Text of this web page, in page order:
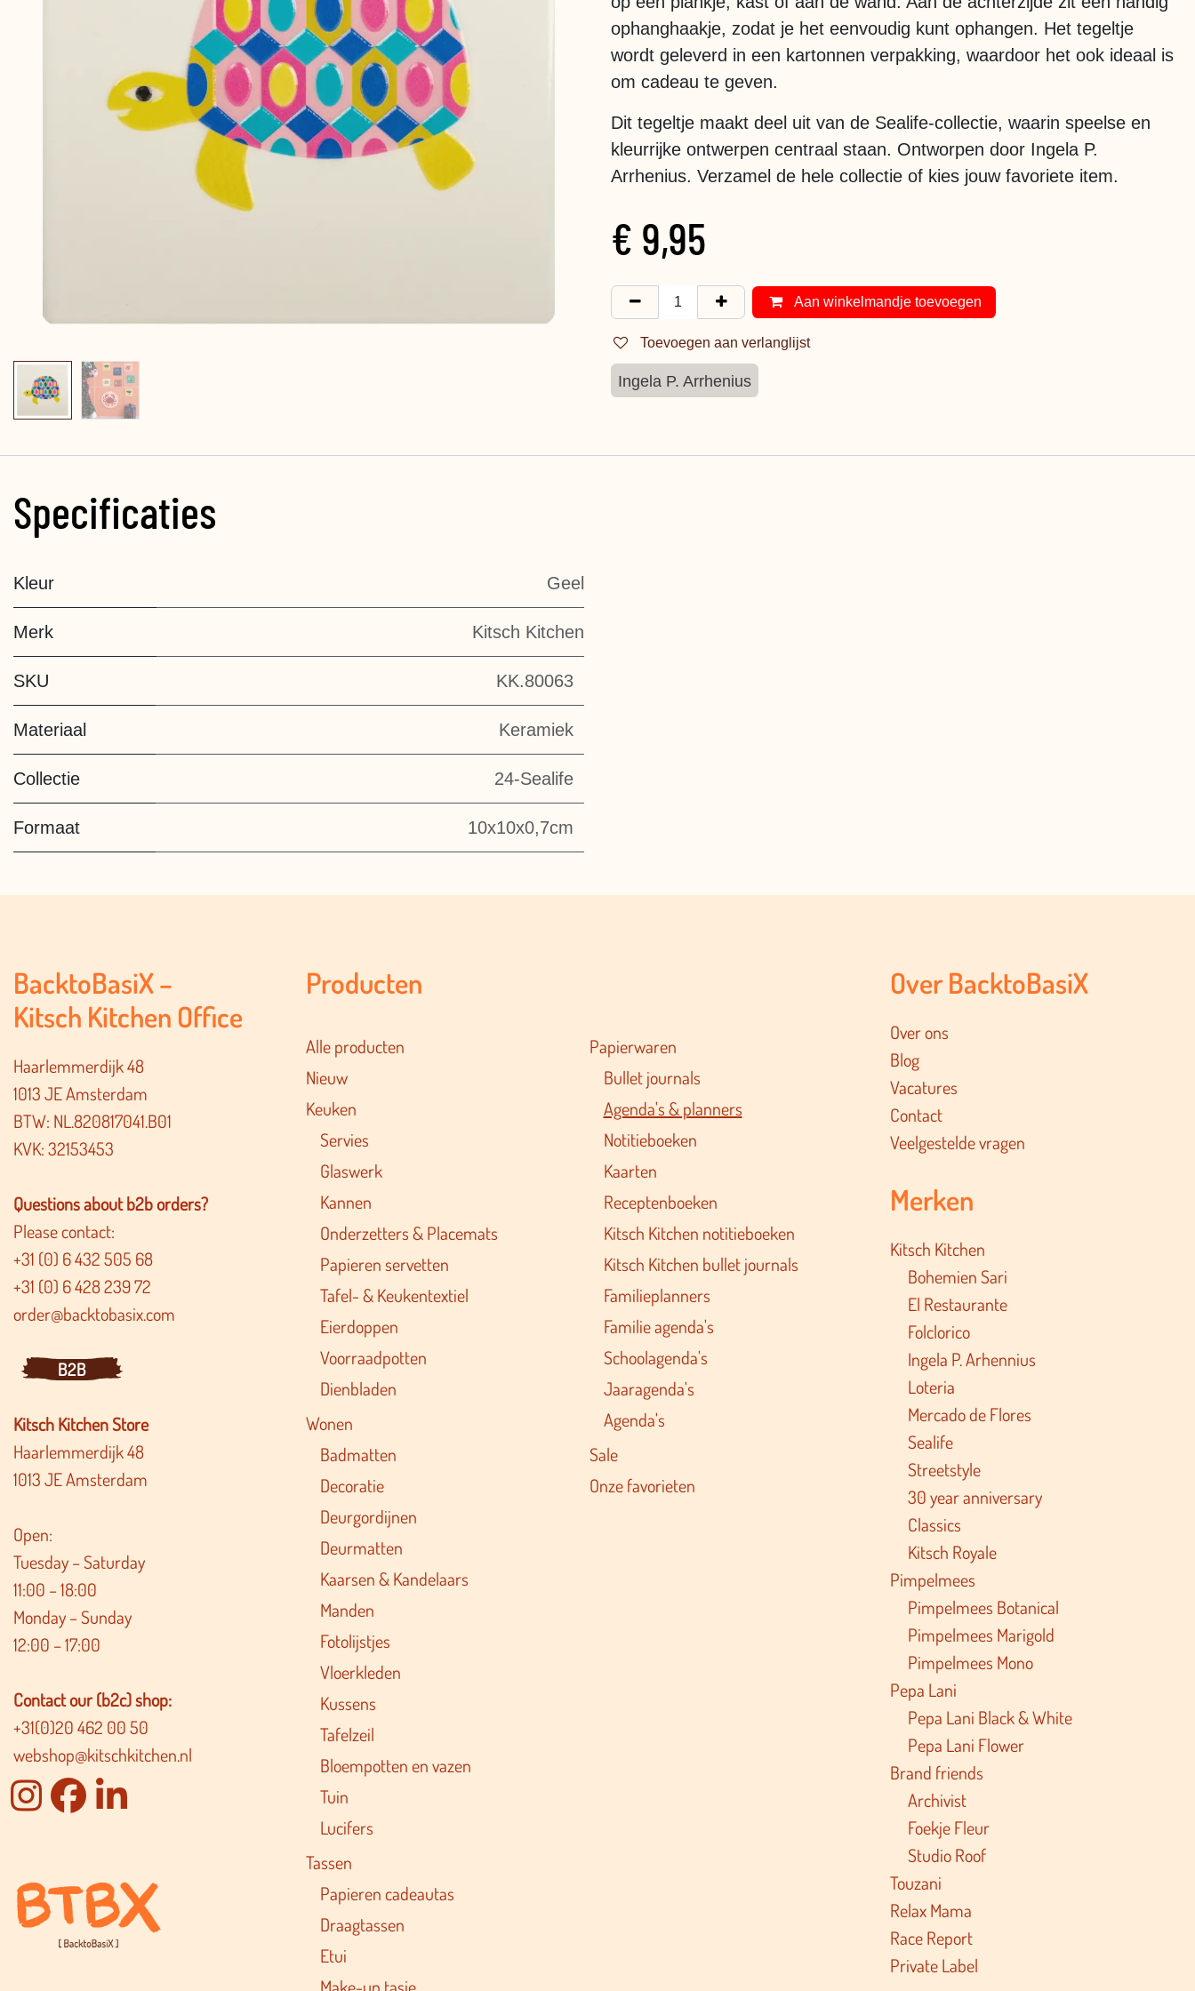
ophanghaakje, zodat je het eenvoudig kunt ophangen. Het tegeltje
wordt geleverd in een kartonnen verpakking, waardoor het ook ideaal is
om cadeau te geven.
Dit tegeltje maakt deel uit van de Sealife-collectie, waarin speelse en
kleurrijke ontwerpen centraal staan. Ontworpen door Ingela P.
Arrhenius. Verzamel de hele collectie of kies jouw favoriete item.
€ 9,95
Aan winkelmandje toevoegen
Toevoegen aan verlanglijst
Ingela P. Arrhenius
Specificaties
Kleur Geel
Merk Kitsch Kitchen
SKU KK.80063
Materiaal Keramiek
Collectie 24-Sealife
Formaat 10x10x0,7cm
BacktoBasiX –
Kitsch Kitchen Office
Haarlemmerdijk 48
1013 JE Amsterdam
BTW: NL.820817041.B01
KVK: 32153453
Questions about b2b orders?
Please contact:
+31 (0) 6 432 505 68
+31 (0) 6 428 239 72
order@backtobasix.com
B2B
Kitsch Kitchen Store
Haarlemmerdijk 48
1013 JE Amsterdam
Open:
Tuesday – Saturday
11:00 – 18:00
Monday – Sunday
12:00 – 17:00
Contact our (b2c) shop:
+31(0)20 462 00 50
webshop@kitschkitchen.nl
Producten
Alle producten
Nieuw
Keuken
Servies
Glaswerk
Kannen
Onderzetters & Placemats
Papieren servetten
Tafel- & Keukentextiel
Eierdoppen
Voorraadpotten
Dienbladen
Wonen
Badmatten
Decoratie
Deurgordijnen
Deurmatten
Kaarsen & Kandelaars
Manden
Fotolijstjes
Vloerkleden
Kussens
Tafelzeil
Bloempotten en vazen
Tuin
Lucifers
Tassen
Papieren cadeautas
Draagtassen
Etui
Make-up tasje
Papierwaren
Bullet journals
Agenda's & planners
Notitieboeken
Kaarten
Receptenboeken
Kitsch Kitchen notitieboeken
Kitsch Kitchen bullet journals
Familieplanners
Familie agenda's
Schoolagenda's
Jaaragenda's
Agenda's
Sale
Onze favorieten
Over BacktoBasiX
Over ons
Blog
Vacatures
Contact
Veelgestelde vragen
Merken
Kitsch Kitchen
Bohemien Sari
El Restaurante
Folclorico
Ingela P. Arhennius
Loteria
Mercado de Flores
Sealife
Streetstyle
30 year anniversary
Classics
Kitsch Royale
Pimpelmees
Pimpelmees Botanical
Pimpelmees Marigold
Pimpelmees Mono
Pepa Lani
Pepa Lani Black & White
Pepa Lani Flower
Brand friends
Archivist
Foekje Fleur
Studio Roof
Touzani
Relax Mama
Race Report
Private Label